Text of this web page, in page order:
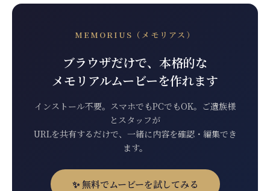
MEMORIUS（メモリアス）
ブラウザだけで、本格的な
メモリアルムービーを作れます
インストール不要。スマホでもPCでもOK。ご遺族様
とスタッフが
URLを共有するだけで、一緒に内容を確認・編集でき
ます。
✨ 無料でムービーを試してみる